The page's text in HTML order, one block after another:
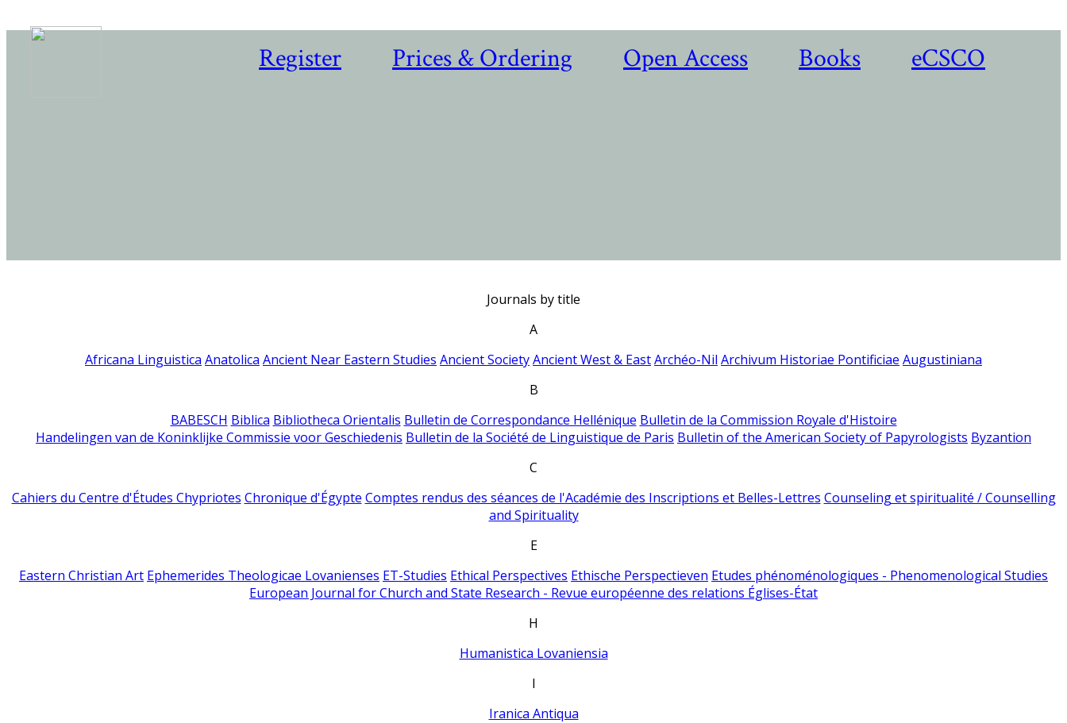
Register Prices & Ordering Open Access Books eCSCO
Journals by title
A
Africana Linguistica Anatolica Ancient Near Eastern Studies Ancient SocietyAncient West & EastArchéo-Nil Archivum Historiae Pontificiae Augustiniana
B
BABESCH Biblica Bibliotheca Orientalis Bulletin de Correspondance Hellénique Bulletin de la Commission Royale d'Histoire
Handelingen van de Koninklijke Commissie voor Geschiedenis Bulletin de la Société de Linguistique de Paris Bulletin of the American Society of Papyrologists Byzantion
C
Cahiers du Centre d'Études Chypriotes Chronique d'Égypte Comptes rendus des séances de l'Académie des Inscriptions et Belles-Lettres Counseling et spiritualité / Counselling
and Spirituality
E
Eastern Christian Art Ephemerides Theologicae Lovanienses ET-Studies Ethical Perspectives Ethische Perspectieven Etudes phénoménologiques - Phenomenological Studies
European Journal for Church and State Research - Revue européenne des relations Églises-État
H
Humanistica Lovaniensia
I
Iranica Antiqua